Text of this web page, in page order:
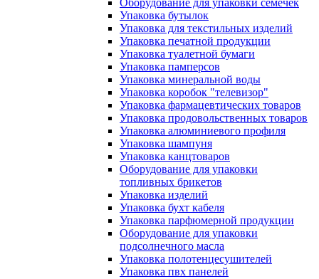
Оборудование для упаковки семечек
Упаковка бутылок
Упаковка для текстильных изделий
Упаковка печатной продукции
Упаковка туалетной бумаги
Упаковка памперсов
Упаковка минеральной воды
Упаковка коробок "телевизор"
Упаковка фармацевтических товаров
Упаковка продовольственных товаров
Упаковка алюминиевого профиля
Упаковка шампуня
Упаковка канцтоваров
Оборудование для упаковки
топливных брикетов
Упаковка изделий
Упаковка бухт кабеля
Упаковка парфюмерной продукции
Оборудование для упаковки
подсолнечного масла
Упаковка полотенцесушителей
Упаковка пвх панелей